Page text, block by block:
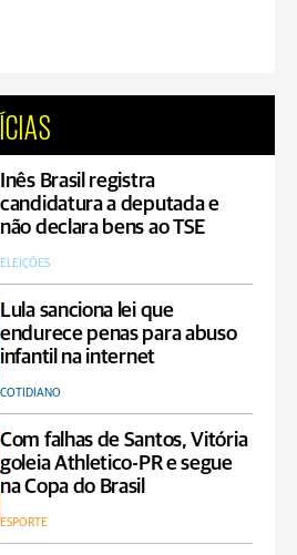
Inês Brasil registra
candidatura a deputada e
não declara bens ao TSE
ELEIÇÕES
Lula sanciona lei que
endurece penas para abuso
infantil na internet
COTIDIANO
Com falhas de Santos, Vitória
goleia Athletico-PR e segue
na Copa do Brasil
ESPORTE